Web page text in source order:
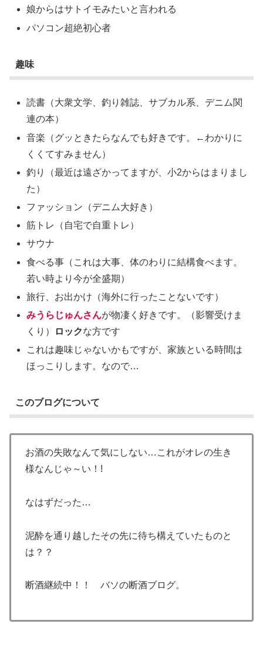
娘からはサトイモみたいと言われる
パソコン超絶初心者
趣味
読書（大衆文学、釣り雑誌、サブカル系、デニム関
連の本）
音楽（グッときたらなんでも好きです。←わかりに
くくてすみません）
釣り（最近は遠ざかってますが、小2からはまりまし
た）
ファッション（デニム大好き）
筋トレ（自宅で自重トレ）
サウナ
食べる事（これは大事、体のわりに結構食べます。
若い時より今が全盛期）
旅行、お出かけ（海外に行ったことないです）
みうらじゅんさんが物凄く好きです。（影響受けま
くり）
ロックな方です
これは趣味じゃないかもですが、家族といる時間は
ほっこりします。なので…
このブログについて
お酒の失敗なんて気にしない…これがオレの生き
様なんじゃ～い！!
なはずだった…
泥酔を通り越したその先に待ち構えていたものと
は？？
断酒継続中！！ バソの断酒ブログ。